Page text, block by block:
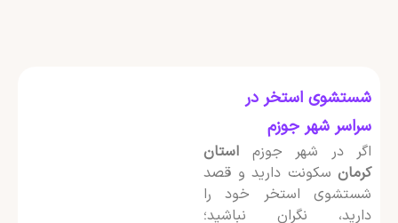
شستشوی استخر در
سراسر شهر جوزم
اگر در شهر جوزم
استان
کرمانسکونت دارید و قصد
شستشوی استخر خود را
دارید، نگران نباشید؛